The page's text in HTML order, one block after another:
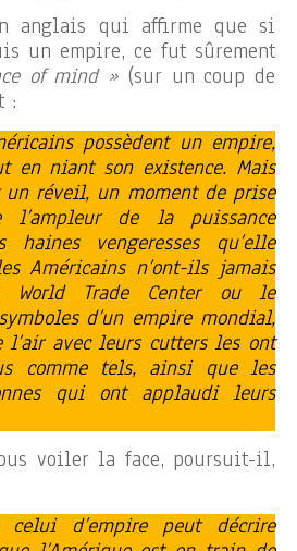
anglais qui affirme que si
un empire, ce fut sûrement
of mind » (sur un coup de
:
possèdent un empire,
en niant son existence. Mais
un réveil, un moment de prise
l’ampleur de la puissance
vengeresses qu’elle
Américains n’ont-ils jamais
Trade Center ou le
d’un empire mondial,
avec leurs cutters les ont
comme tels, ainsi que les
qui ont applaudi leurs
voiler la face, poursuit-il,
d’empire peut décrire